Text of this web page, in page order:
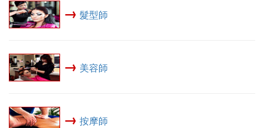
→ 髮型師
→ 美容師
→ 按摩師